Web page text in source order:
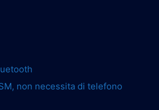
non necessita di telefono